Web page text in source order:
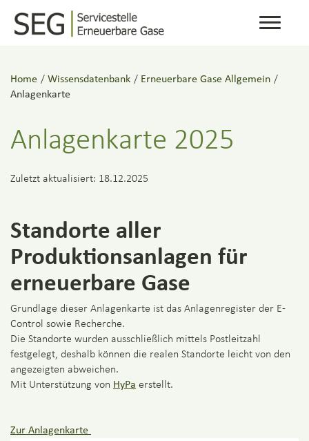
Toggle
Home / Wissensdatenbank / Erneuerbare Gase Allgemein /
Anlagenkarte
Anlagenkarte 2025
Zuletzt aktualisiert: 18.12.2025
Standorte aller
Produktionsanlagen für
erneuerbare Gase
Grundlage dieser Anlagenkarte ist das Anlagenregister der E-
Control sowie Recherche.
Die Standorte wurden ausschließlich mittels Postleitzahl
festgelegt, deshalb können die realen Standorte leicht von den
angezeigten abweichen.
Mit Unterstützung von HyPa erstellt.
Zur Anlagenkarte